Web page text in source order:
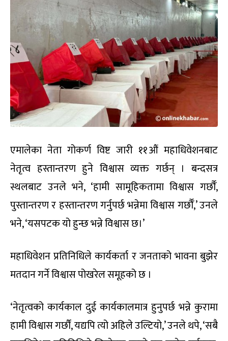
एमालेका नेता गोकर्ण विष्ट जारी ११औं महाधिवेशनबाट
नेतृत्व हस्तान्तरण हुने विश्वास व्यक्त गर्छन् । बन्दसत्र
स्थलबाट उनले भने, ‘हामी सामूहिकतामा विश्वास गर्छौँ,
पुस्तान्तरण र हस्तान्तरण गर्नुपर्छ भन्नेमा विश्वास गर्छौँ,’ उनले
भने, ‘यसपटक यो हुन्छ भन्ने‍ विश्वास छ।’
महाधिवेशन प्रतिनिधिले कार्यकर्ता र जनताको भावना बुझेर
मतदान गर्ने विश्वास पोखरेल समूहको छ ।
‘नेतृत्वको कार्यकाल दुई कार्यकालमात्र हुनुपर्छ भन्ने कुरामा
हामी विश्वास गर्छौं, यद्यपि त्यो अहिले उल्टियो,’ उनले थपे, ‘सबै